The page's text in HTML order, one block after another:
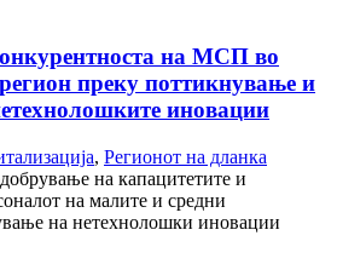
на МСП во
преку поттикнување и
иновации
, Регионот на дланка
на капацитетите и
на малите и средни
на нетехнолошки иновации